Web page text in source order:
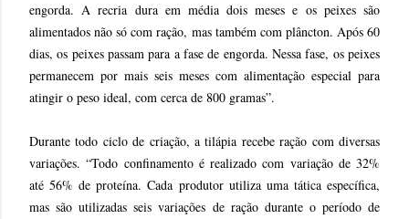
engorda. A recria dura em média dois meses e os peixes são
alimentados não só com ração, mas também com plâncton. Após 60
dias, os peixes passam para a fase de engorda. Nessa fase, os peixes
permanecem por mais seis meses com alimentação especial para
atingir o peso ideal, com cerca de 800 gramas”.
Durante todo ciclo de criação, a tilápia recebe ração com diversas
variações. “Todo confinamento é realizado com variação de 32%
até 56% de proteína. Cada produtor utiliza uma tática específica,
mas são utilizadas seis variações de ração durante o período de